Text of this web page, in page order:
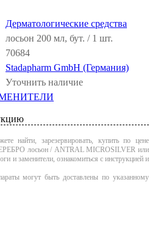
Дерматологические средства
лосьон 200 мл, бут. / 1 шт.
70684
Stadapharm GmbH (Германия)
Уточнить наличие
найти, зарезервировать, купить по цене
лосьон / ANTRAL MICROSILVER или
и заменители, ознакомиться с инструкцией и
могут быть доставлены по указанному